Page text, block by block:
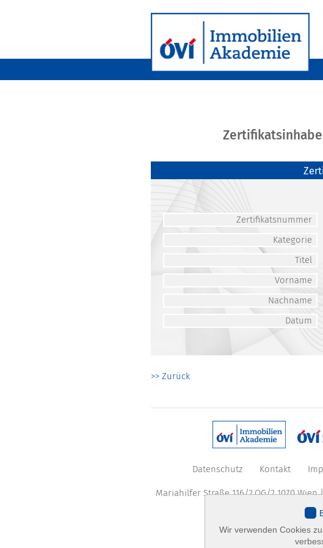
Zertifikatsnummer
Kategorie
Titel
Vorname
Nachname
Datum
>> Zurück
Datenschutz Kontakt
Mariahilfer Straße 116/2.OG/2 1070 Wien
Wir verwenden Cookies